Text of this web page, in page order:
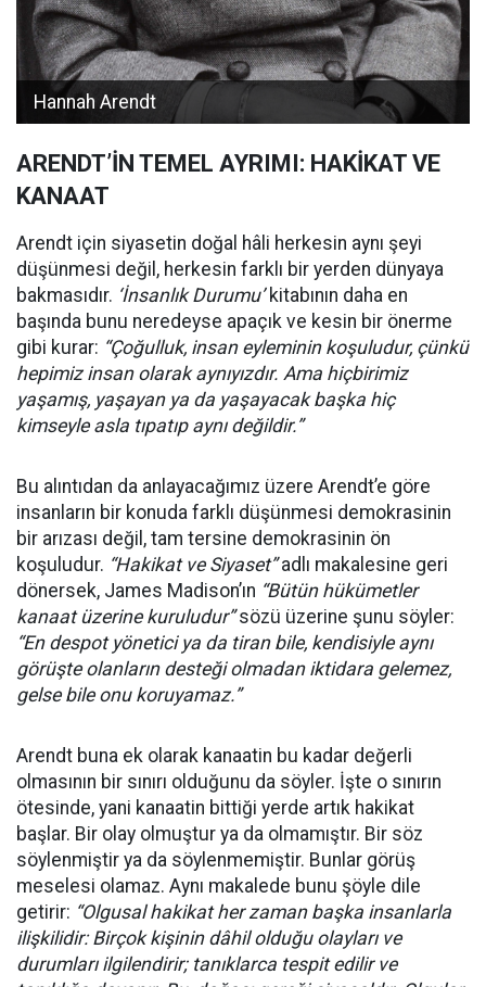
Hannah Arendt
ARENDT’İN TEMEL AYRIMI: HAKİKAT VE
KANAAT
Arendt için siyasetin doğal hâli herkesin aynı şeyi
düşünmesi değil, herkesin farklı bir yerden dünyaya
bakmasıdır. ‘İnsanlık Durumu’kitabının daha en
başında bunu neredeyse apaçık ve kesin bir önerme
gibi kurar: “Çoğulluk, insan eyleminin koşuludur, çünkü
hepimiz insan olarak aynıyızdır. Ama hiçbirimiz
yaşamış, yaşayan ya da yaşayacak başka hiç
kimseyle asla tıpatıp aynı değildir.”
Bu alıntıdan da anlayacağımız üzere Arendt’e göre
insanların bir konuda farklı düşünmesi demokrasinin
bir arızası değil, tam tersine demokrasinin ön
koşuludur. “Hakikat ve Siyaset”adlı makalesine geri
dönersek, James Madison’ın “Bütün hükümetler
kanaat üzerine kuruludur”sözü üzerine şunu söyler:
“En despot yönetici ya da tiran bile, kendisiyle aynı
görüşte olanların desteği olmadan iktidara gelemez,
gelse bile onu koruyamaz.”
Arendt buna ek olarak kanaatin bu kadar değerli
olmasının bir sınırı olduğunu da söyler. İşte o sınırın
ötesinde, yani kanaatin bittiği yerde artık hakikat
başlar. Bir olay olmuştur ya da olmamıştır. Bir söz
söylenmiştir ya da söylenmemiştir. Bunlar görüş
meselesi olamaz. Aynı makalede bunu şöyle dile
getirir: “Olgusal hakikat her zaman başka insanlarla
ilişkilidir: Birçok kişinin dâhil olduğu olayları ve
durumları ilgilendirir; tanıklarca tespit edilir ve